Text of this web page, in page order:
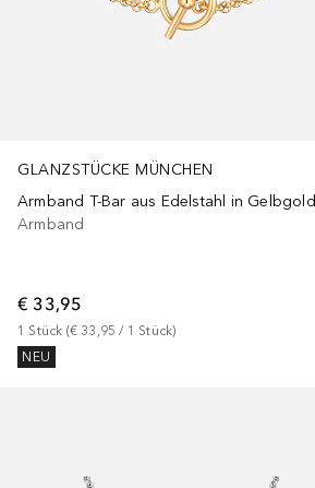
GLANZSTÜCKE MÜNCHEN
Armband T-Bar aus Edelstahl in Gelbgold
Armband
€ 33,95
1 Stück (€ 33,95 / 1 Stück)
NEU